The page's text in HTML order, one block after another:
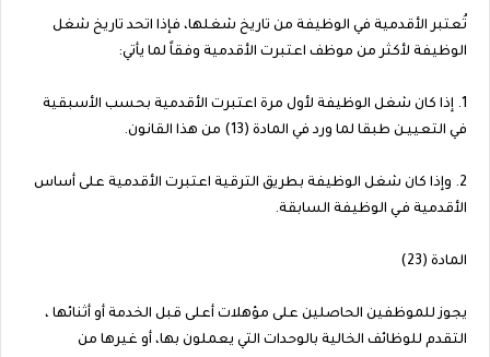
تُعتبر الأقدمية في الوظيفة من تاريخ شغلها، فإذا اتحد تاريخ شغل
الوظيفة لأكثر من موظف اعتبرت الأقدمية وفقاً لما يأتي:
1. إذا كان شغل الوظيفة لأول مرة اعتبرت الأقدمية بحسب الأسبقية
في التعييـن طبقا لما ورد في المادة (13) من هذا القانون.
2. وإذا كان شغل الوظيفة بطريق الترقية اعتبرت الأقدمية على أساس
الأقدمية فـي الوظيفة السابقة.
المادة (23)
يجوز للموظفين الحاصلين على مؤهلات أعلى قبل الخدمة أو أثنائها ،
التقدم للوظائف الخالية بالوحدات التي يعملون بها، أو غيرها من